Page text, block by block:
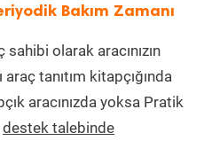
Bakım Zamanı
sahibi olarak aracınızın
araç tanıtım kitapçığında
aracınızda yoksa Pratik
destek talebinde